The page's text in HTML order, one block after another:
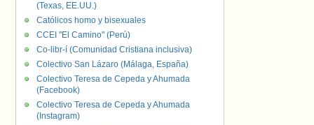
(Texas, EE.UU.)
Católicos homo y bisexuales
CCEI "El Camino" (Perú)
Co-libr-í (Comunidad Cristiana inclusiva)
Colectivo San Lázaro (Málaga, España)
Colectivo Teresa de Cepeda y Ahumada
(Facebook)
Colectivo Teresa de Cepeda y Ahumada
(Instagram)